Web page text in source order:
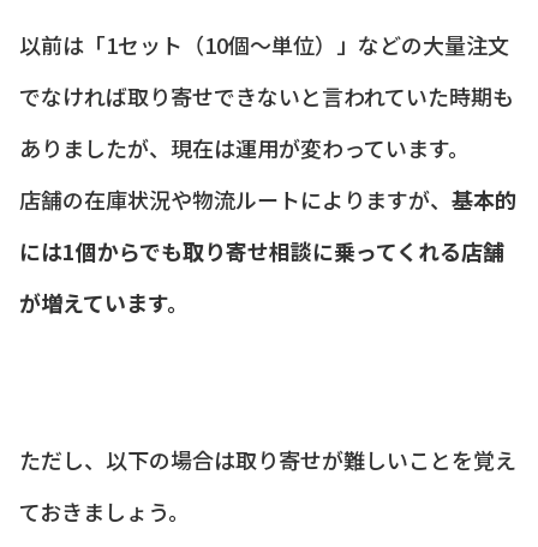
以前は「1セット（10個〜単位）」などの大量注文
でなければ取り寄せできないと言われていた時期も
ありましたが、現在は運用が変わっています。
店舗の在庫状況や物流ルートによりますが、 基本的
には1個からでも取り寄せ相談に乗ってくれる店舗
が増えています。
ただし、以下の場合は取り寄せが難しいことを覚え
ておきましょう。